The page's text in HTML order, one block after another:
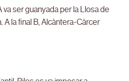
va ser guanyada per la Llosa de
A la final B, Alcàntera-Càrcer